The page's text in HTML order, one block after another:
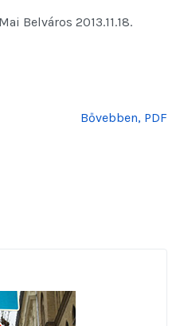
Belváros 2013.11.18.
Bővebben, PDF
A FEJLESZTÉSEKNEK